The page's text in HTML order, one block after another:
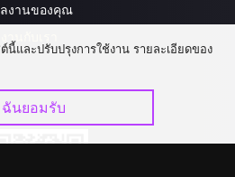
งานของคุณ
นี้และปรับปรุงการใช้งาน รายละเอียดของ
ฉันยอมรับ